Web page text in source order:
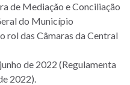
de Mediação e Conciliação
do Município
rol das Câmaras da Central
de 2022 (Regulamenta
2022).